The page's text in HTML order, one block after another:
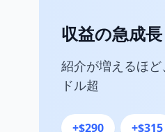
収益の急成長
紹介が増えるほ
ドル超
+$290 +$315